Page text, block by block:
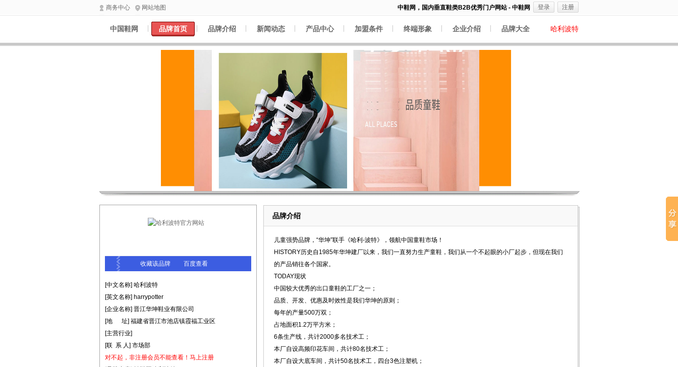
商务中心 网站地图 中鞋网，国内垂直鞋类B2B优秀门户网站 - 中鞋网 登录 注册
中国鞋网 品牌首页 品牌介绍 新闻动态 产品中心 加盟条件 终端形象 企业介绍 品牌大全 哈利波特
品牌介绍
儿童强势品牌，“华坤”联手《哈利-波特》，领航中国童鞋市场！
HISTORY历史自1985年华坤建厂以来，我们一直努力生产童鞋，我们从一个不起眼的小厂起步，但现在我们
的产品销往各个国家。
TODAY现状
中国较大优秀的出口童鞋的工厂之一；
品质、开发、优惠及时效性是我们华坤的原则；
每年的产量500万双；
占地面积1.2万平方米；
6条生产线，共计2000多名技术工；
本厂自设高频印花车间，共计80名技术工；
本厂自设大底车间，共计50名技术工，四台3色注塑机；
收藏该品牌 百度查看
[中文名称] 哈利波特
[英文名称] harrypotter
[企业名称] 晋江华坤鞋业有限公司
[地 址] 福建省晋江市池店镇霞福工业区
[主营行业]
[联 系 人] 市场部
对不起，非注册会员不能查看！ 马上注册